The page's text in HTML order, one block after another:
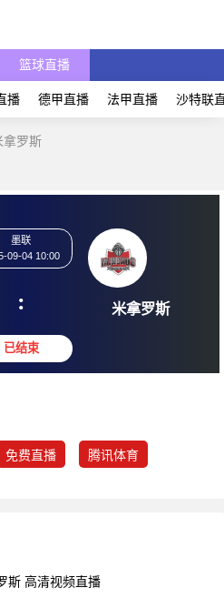
篮球直播
播 德甲直播 法甲直播 沙特联
拿罗斯
2025-09-04 10:00
: 米拿
免费直播 腾讯体育
斯 高清视频直播